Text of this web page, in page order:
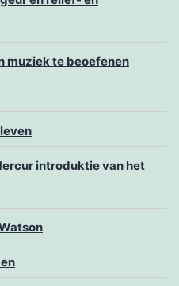
muziek te beoefenen
introduktie van het